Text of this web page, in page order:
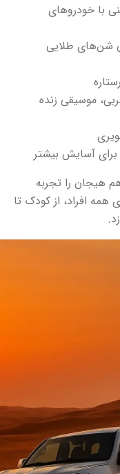
با خودروهای
شن‌های طلایی
موسیقی زنده
آسایش بیشتر
هیجان را تجربه
همه افراد، از کودک تا